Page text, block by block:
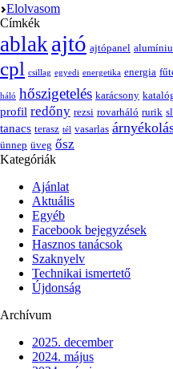
Elolvasom
Címkék
ablak ajtó ajtópanel
cpl csillag egyedi energetika energia
háló hőszigetelés karácsony
profil redőny rezsi rovarháló rurik
tanacs terasz tél vasarlas
ünnep üveg ősz
Kategóriák
Ajánlat
Aktuális
Egyéb
Facebook bejegyzések
Hasznos tanácsok
Szaknyelv
Technikai ismertető
Újdonság
Archívum
2025. december
2024. május